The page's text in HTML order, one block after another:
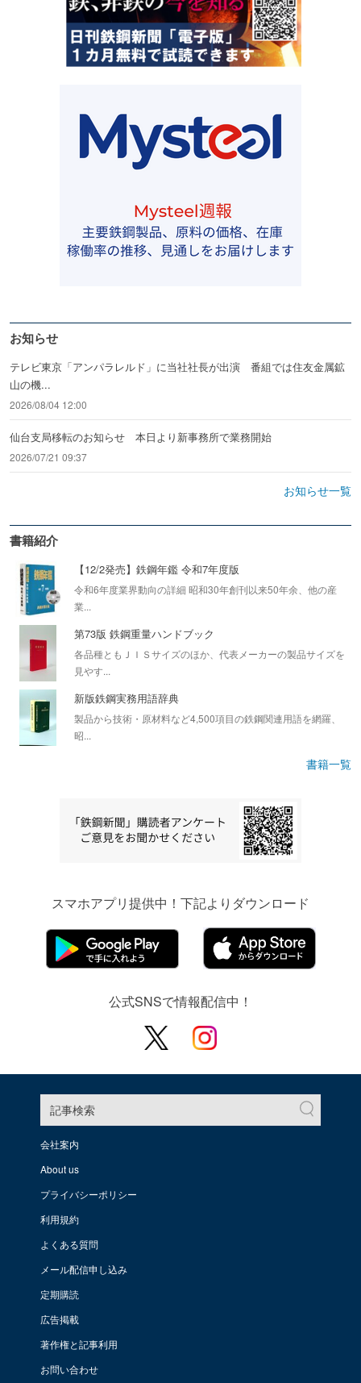
お知らせ
テレビ東京「アンパラレルド」に当社社長が出演 番組では住友金属鉱
山の機...
2026/08/04 12:00
仙台支局移転のお知らせ 本日より新事務所で業務開始
2026/07/21 09:37
お知らせ一覧
書籍紹介
【12/2発売】鉄鋼年鑑 令和7年度版
令和6年度業界動向の詳細 昭和30年創刊以来50年余、他の産
業...
第73版 鉄鋼重量ハンドブック
各品種ともＪＩＳサイズのほか、代表メーカーの製品サイズを
見やす...
新版鉄鋼実務用語辞典
製品から技術・原材料など4,500項目の鉄鋼関連用語を網羅、
昭...
書籍一覧
スマホアプリ提供中！下記よりダウンロード
公式SNSで情報配信中！
記事検索
会社案内
About us
プライバシーポリシー
利用規約
よくある質問
メール配信申し込み
定期購読
広告掲載
著作権と記事利用
お問い合わせ